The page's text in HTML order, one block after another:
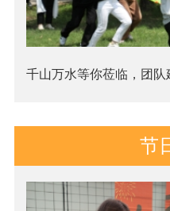
千山万水等你莅临，团队
节